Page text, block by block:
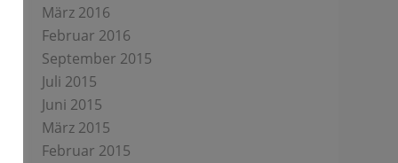
März 2016
Februar 2016
September 2015
Juli 2015
Juni 2015
März 2015
Februar 2015